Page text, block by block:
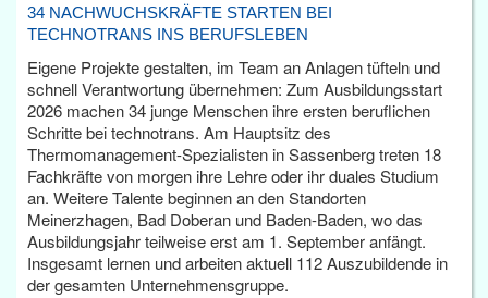
34 NACHWUCHSKRÄFTE STARTEN BEI
TECHNOTRANS INS BERUFSLEBEN
Eigene Projekte gestalten, im Team an Anlagen tüfteln und
schnell Verantwortung übernehmen: Zum Ausbildungsstart
2026 machen 34 junge Menschen ihre ersten beruflichen
Schritte bei technotrans. Am Hauptsitz des
Thermomanagement-Spezialisten in Sassenberg treten 18
Fachkräfte von morgen ihre Lehre oder ihr duales Studium
an. Weitere Talente beginnen an den Standorten
Meinerzhagen, Bad Doberan und Baden-Baden, wo das
Ausbildungsjahr teilweise erst am 1. September anfängt.
Insgesamt lernen und arbeiten aktuell 112 Auszubildende in
der gesamten Unternehmensgruppe.